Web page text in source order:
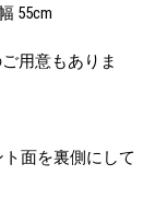
55cm
用意もありま
面を裏側にして